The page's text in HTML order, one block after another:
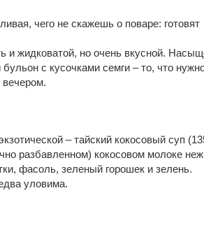
чего не скажешь о поваре: готовят
и жидковатой, но очень вкусной.
с кусочками семги – то, что
– тайский кокосовый суп
разбавленном) кокосовом молоке
фасоль, зеленый горошек и зелень.
уловима.